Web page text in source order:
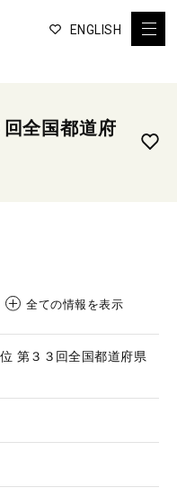
ENGLISH
全国都道府
全ての情報を表示
第３３回全国都道府県